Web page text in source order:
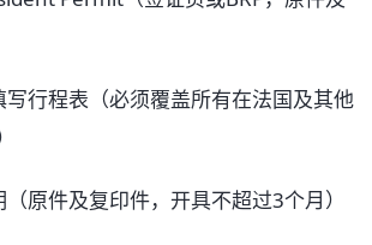
行程表（必须覆盖所有在法国及其他
件及复印件，开具不超过3个月）